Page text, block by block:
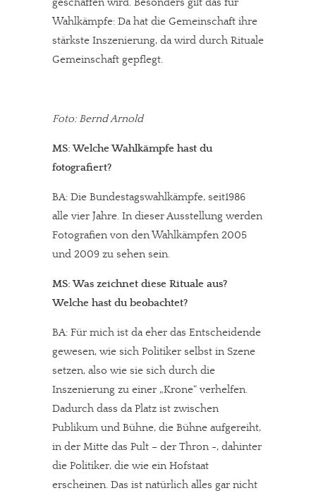
Solltest Du unsere unabhängige Berichterstattung schätzen,
kannst Du uns mit einer kleinen Spende unterstützen.
Paypal - danke@meinesuedstadt.de
geschaffen wird. Besonders gilt das für
Wahlkämpfe: Da hat die Gemeinschaft ihre
stärkste Inszenierung, da wird durch Rituale
Gemeinschaft gepflegt.
Foto: Bernd Arnold
MS: Welche Wahlkämpfe hast du
fotografiert?
BA: Die Bundestagswahlkämpfe, seit1986
alle vier Jahre. In dieser Ausstellung werden
Fotografien von den Wahlkämpfen 2005
und 2009 zu sehen sein.
MS: Was zeichnet diese Rituale aus?
Welche hast du beobachtet?
BA: Für mich ist da eher das Entscheidende
gewesen, wie sich Politiker selbst in Szene
setzen, also wie sie sich durch die
Inszenierung zu einer „Krone“ verhelfen.
Dadurch dass da Platz ist zwischen
Publikum und Bühne, die Bühne aufgereiht,
in der Mitte das Pult – der Thron -, dahinter
die Politiker, die wie ein Hofstaat
erscheinen. Das ist natürlich alles gar nicht